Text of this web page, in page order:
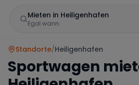
Mieten in Heiligenhafen
Egal wann
Standorte/Heiligenhafen
Sportwagen